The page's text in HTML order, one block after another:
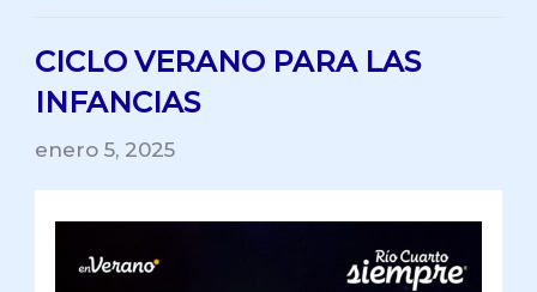
CICLO VERANO PARA LAS
INFANCIAS
enero 5, 2025